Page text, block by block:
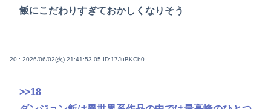
飯にこだわりすぎておかしくなりそう
20 : 2026/06/02(火) 21:41:53.05 ID:17JuBKCb0
>>18